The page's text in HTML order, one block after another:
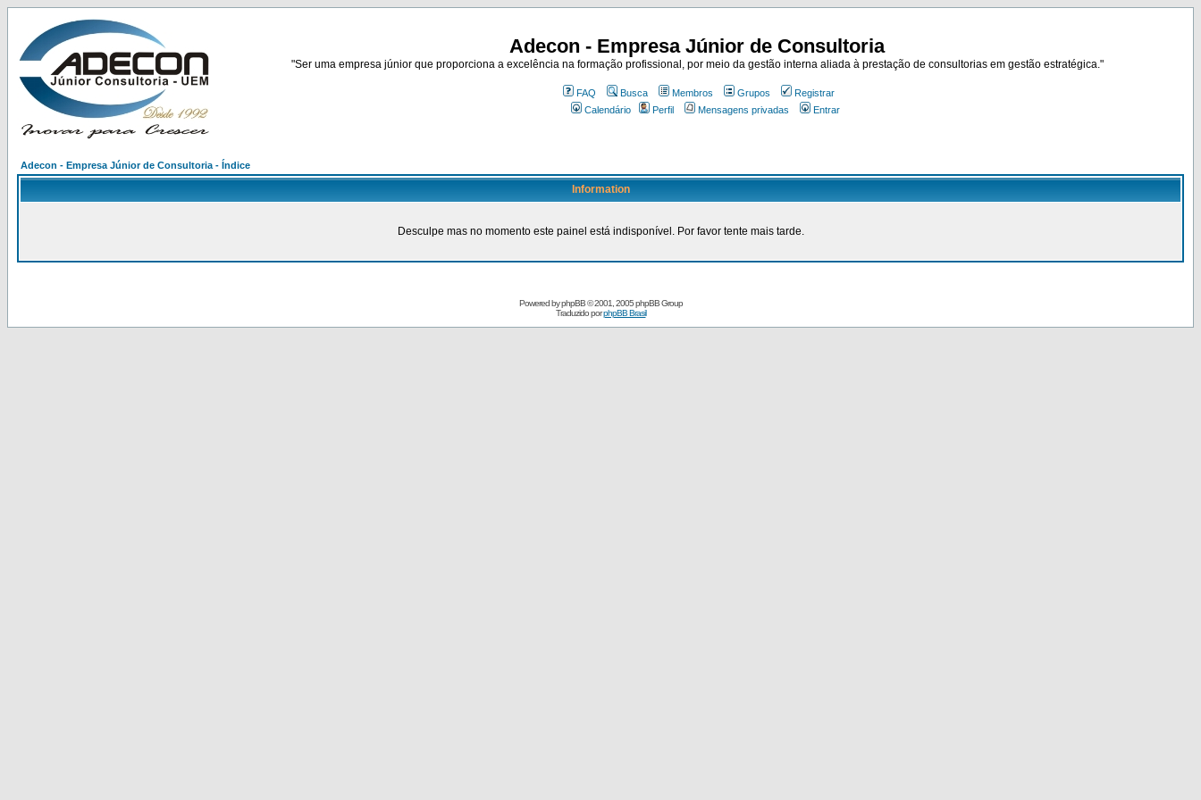
Adecon - Empresa Júnior de Consultoria
"Ser uma empresa júnior que proporciona a excelência na formação profissional, por meio da gestão interna aliada à prestação de consultorias em gestão estratégica."
FAQ Busca Membros Grupos
Registrar
Calendário
Perfil Mensagens privadas Entrar
Adecon - Empresa Júnior de Consultoria - Índice
Information
Desculpe mas no momento este painel está indisponível. Por favor tente mais tarde.
Powered byphpBB© 2001, 2005 phpBB Group
Traduzido porphpBB Brasil